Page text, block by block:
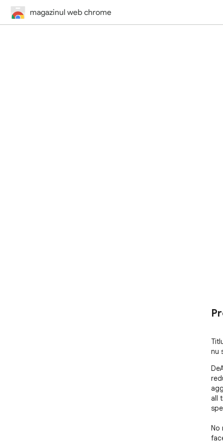
magazinul web chrome
nu
all
No